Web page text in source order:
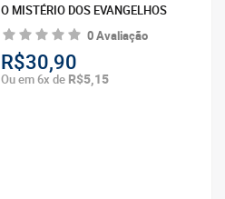
O MISTÉRIO DOS EVANGELHOS
0 Avaliação
R$30,90
Ou em 6x de R$5,15